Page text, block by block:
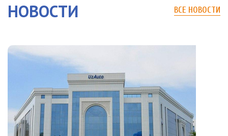
НОВОСТИ ВСЕ НОВОСТИ